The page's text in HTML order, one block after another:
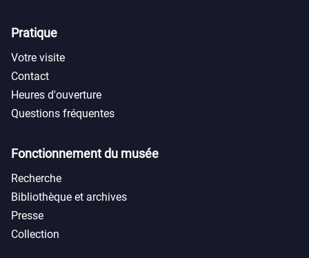
Pratique
Votre visite
Contact
Heures d'ouverture
Questions fréquentes
Fonctionnement du musée
Recherche
Bibliothèque et archives
Presse
Collection